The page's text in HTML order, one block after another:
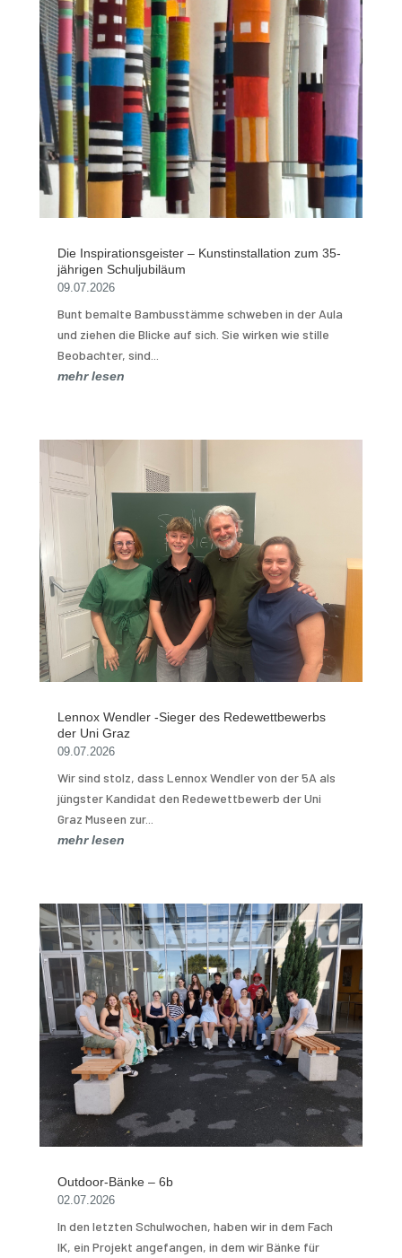
Die Inspirationsgeister – Kunstinstallation zum 35-
jährigen Schuljubiläum
09.07.2026
Bunt bemalte Bambusstämme schweben in der Aula
und ziehen die Blicke auf sich. Sie wirken wie stille
Beobachter, sind...
mehr lesen
Lennox Wendler -Sieger des Redewettbewerbs
der Uni Graz
09.07.2026
Wir sind stolz, dass Lennox Wendler von der 5A als
jüngster Kandidat den Redewettbewerb der Uni
Graz Museen zur...
mehr lesen
Outdoor-Bänke – 6b
02.07.2026
In den letzten Schulwochen, haben wir in dem Fach
IK, ein Projekt angefangen, in dem wir Bänke für